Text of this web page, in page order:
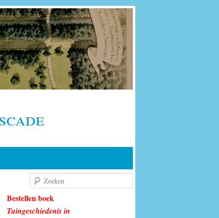
Bestellen boek
Tuingeschiedenis in